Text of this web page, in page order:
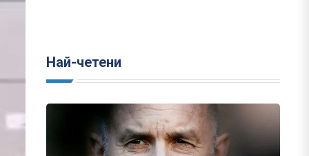
Най-четени